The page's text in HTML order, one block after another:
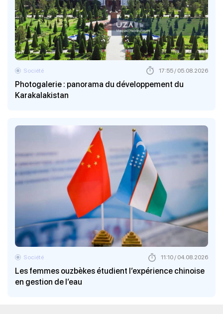
Photogalerie : panorama du développement du
Karakalakistan
Société 17:55 / 05.08.2026
Les femmes ouzbèkes étudient l’expérience chinoise
en gestion de l’eau
Société 11:10 / 04.08.2026